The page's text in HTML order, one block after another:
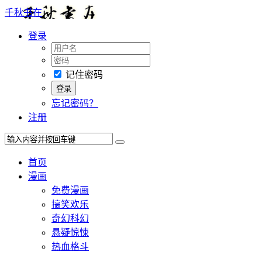
千秋书在
登录
记住密码
忘记密码？
注册
首页
漫画
免费漫画
搞笑欢乐
奇幻科幻
悬疑惊悚
热血格斗